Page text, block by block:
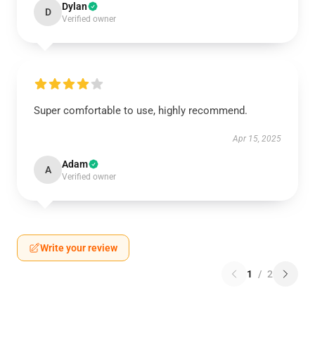
D Dylan
Verified owner
Super comfortable to use, highly recommend.
Apr 15, 2025
A Adam
Verified owner
Write your review
1 / 2